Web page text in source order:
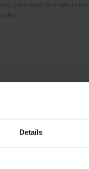
Details
crea sporco e non